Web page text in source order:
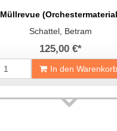
Müllrevue
Schattel, Betram
125,00 €*
In den Warenkorb